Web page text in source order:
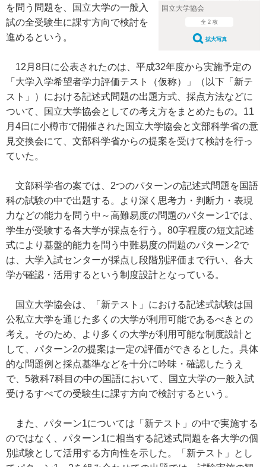
国立大学協会
全 2 枚
拡大写真
を問う問題を、国立大学の一般入
試の全受験生に課す方向で検討を
進めるという。
12月8日に公表されたのは、平成32年度から実施予定の
「大学入学希望者学力評価テスト（仮称）」（以下「新テ
スト」）における記述式問題の出題方式、採点方法などに
ついて、国立大学協会としての考え方をまとめたもの。11
月4日に小樽市で開催された国立大学協会と文部科学省の意
見交換会にて、文部科学省からの提案を受けて検討を行っ
ていた。
文部科学省の案では、2つのパターンの記述式問題を国語
科の試験の中で出題する。より深く思考力・判断力・表現
力などの能力を問う中～高難易度の問題のパターン1では、
学生が受験する各大学が採点を行う。80字程度の短文記述
式により基盤的能力を問う中難易度の問題のパターン2で
は、大学入試センターが採点し段階別評価まで行い、各大
学が確認・活用するという制度設計となっている。
国立大学協会は、「新テスト」における記述式試験は国
公私立大学を通じた多くの大学が利用可能であるべきとの
考え。そのため、より多くの大学が利用可能な制度設計と
して、パターン2の提案は一定の評価ができるとした。具体
的な問題例と採点基準などを十分に吟味・確認したうえ
で、5教科7科目の中の国語において、国立大学の一般入試
受けるすべての受験生に課す方向で検討するという。
また、パターン1については「新テスト」の中で実施する
のではなく、パターン1に相当する記述式問題を各大学の個
別試験として活用する方向性を示した。「新テスト」とし